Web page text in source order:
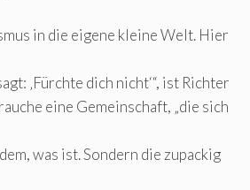
in die eigene kleine Welt. Hier
‚Fürchte dich nicht‘“, ist Richter
eine Gemeinschaft, „die sich
was ist. Sondern die zupackig